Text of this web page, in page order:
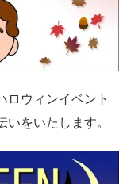
ロウィンイベント
をいたします。